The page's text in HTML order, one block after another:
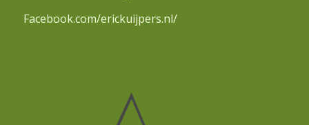
Facebook.com/erickuijpers.nl/